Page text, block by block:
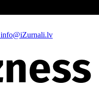
info@iZurnali.lv